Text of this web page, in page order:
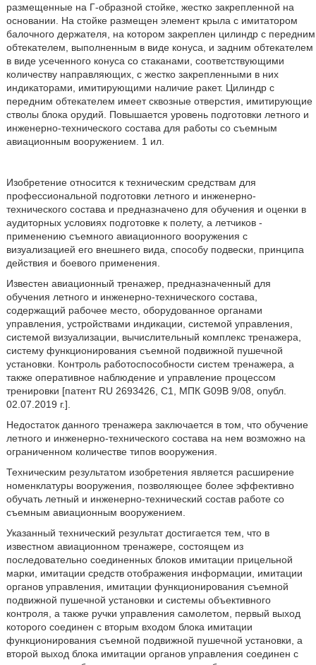
размещенные на Г-образной стойке, жестко закрепленной на
основании. На стойке размещен элемент крыла с имитатором
балочного держателя, на котором закреплен цилиндр с передним
обтекателем, выполненным в виде конуса, и задним обтекателем
в виде усеченного конуса со стаканами, соответствующими
количеству направляющих, с жестко закрепленными в них
индикаторами, имитирующими наличие ракет. Цилиндр с
передним обтекателем имеет сквозные отверстия, имитирующие
стволы блока орудий. Повышается уровень подготовки летного и
инженерно-технического состава для работы со съемным
авиационным вооружением. 1 ил.
Изобретение относится к техническим средствам для
профессиональной подготовки летного и инженерно-
технического состава и предназначено для обучения и оценки в
аудиторных условиях подготовке к полету, а летчиков -
применению съемного авиационного вооружения с
визуализацией его внешнего вида, способу подвески, принципа
действия и боевого применения.
Известен авиационный тренажер, предназначенный для
обучения летного и инженерно-технического состава,
содержащий рабочее место, оборудованное органами
управления, устройствами индикации, системой управления,
системой визуализации, вычислительный комплекс тренажера,
систему функционирования съемной подвижной пушечной
установки. Контроль работоспособности систем тренажера, а
также оперативное наблюдение и управление процессом
тренировки [патент RU 2693426, С1, МПК G09B 9/08, опубл.
02.07.2019 г.].
Недостаток данного тренажера заключается в том, что обучение
летного и инженерно-технического состава на нем возможно на
ограниченном количестве типов вооружения.
Техническим результатом изобретения является расширение
номенклатуры вооружения, позволяющее более эффективно
обучать летный и инженерно-технический состав работе со
съемным авиационным вооружением.
Указанный технический результат достигается тем, что в
известном авиационном тренажере, состоящем из
последовательно соединенных блоков имитации прицельной
марки, имитации средств отображения информации, имитации
органов управления, имитации функционирования съемной
подвижной пушечной установки и системы объективного
контроля, а также ручки управления самолетом, первый выход
которого соединен с вторым входом блока имитации
функционирования съемной подвижной пушечной установки, а
второй выход блока имитации органов управления соединен с